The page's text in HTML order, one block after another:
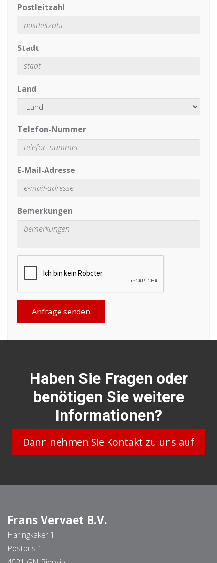
Postleitzahl
Stadt
Land
Telefon-Nummer
E-Mail-Adresse
Bemerkungen
Anfrage senden
Haben Sie Fragen oder
benötigen Sie weitere
Informationen?
Dann nehmen Sie Kontakt zu uns auf
Frans Vervaet B.V.
Haringkaker 1
Postbus 1